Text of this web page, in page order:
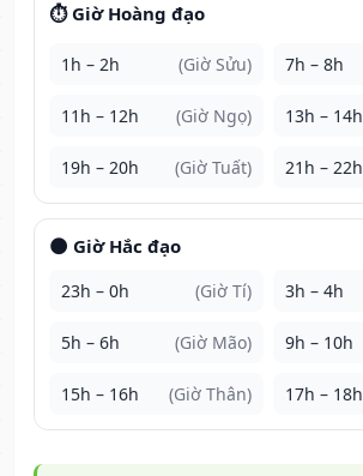
⏱️ Giờ Hoàng đạo
1h – 2h (Giờ Sửu) 7h – 8h
11h – 12h (Giờ Ngọ) 13h – 14h
19h – 20h (Giờ Tuất) 21h – 22h
🌑 Giờ Hắc đạo
23h – 0h (Giờ Tí) 3h – 4h
5h – 6h (Giờ Mão) 9h – 10h
15h – 16h (Giờ Thân) 17h – 18h